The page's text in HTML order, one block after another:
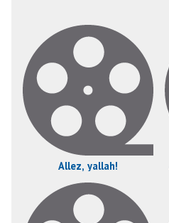
Allez, yallah!